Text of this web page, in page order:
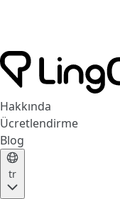
Hakkında
Ücretlendirme
Blog
tr